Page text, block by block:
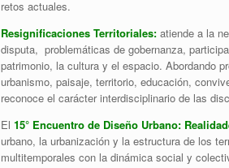
retos actuales.
Resignificaciones Territoriales: atiende a la
disputa, problemáticas de gobernanza,
patrimonio, la cultura y el espacio. Abordando
urbanismo, paisaje, territorio, educación,
reconoce el carácter interdisciplinario de las
El 15° Encuentro de Diseño Urbano:
urbano, la urbanización y la estructura de los
multitemporales con la dinámica social y